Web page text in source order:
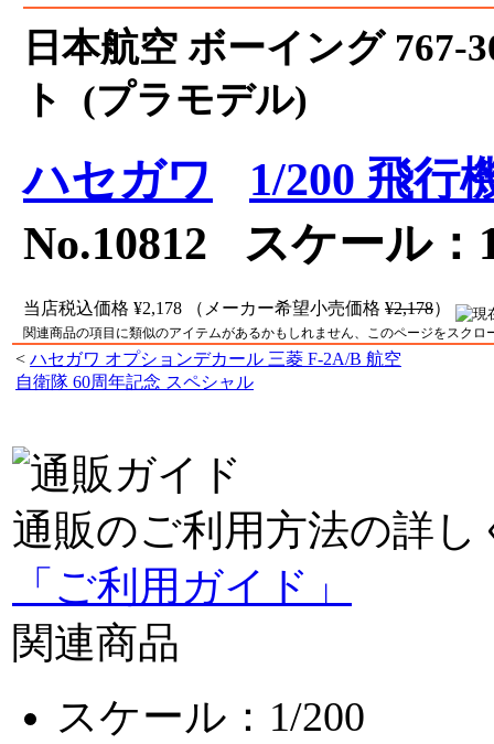
日本航空 ボーイング 767-
ト (プラモデル)
ハセガワ
1/200 飛行
No.10812 スケール：
当店税込価格 ¥2,178 （メーカー希望小売価格 ¥2,178）
関連商品の項目に類似のアイテムがあるかもしれません、このページをスクロ
< ハセガワ オプションデカール 三菱 F-2A/B 航空
自衛隊 60周年記念 スペシャル
通販のご利用方法の詳し
「ご利用ガイド」
関連商品
スケール：1/200